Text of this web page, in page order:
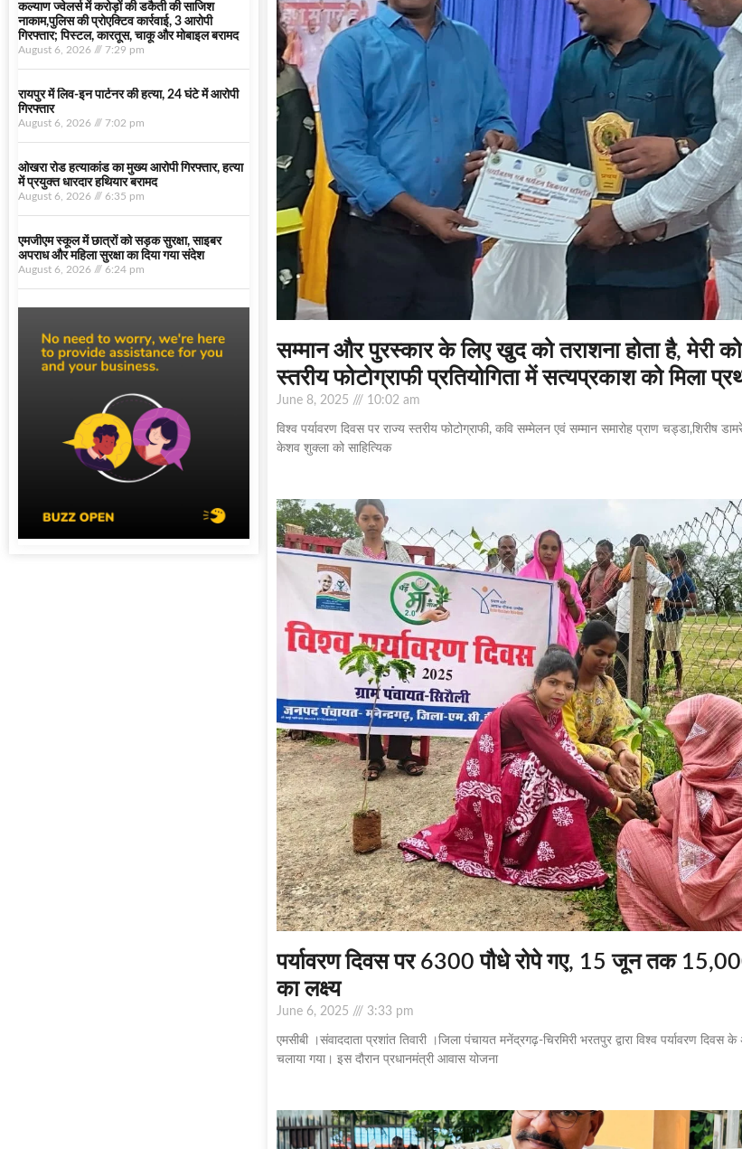
कल्याण ज्वेलर्स में करोड़ों की डकैती की साजिश
नाकाम,पुलिस की प्रोएक्टिव कार्रवाई, 3 आरोपी
गिरफ्तार; पिस्टल, कारतूस, चाकू और मोबाइल बरामद
August 6, 2026 7:29 pm
रायपुर में लिव-इन पार्टनर की हत्या, 24 घंटे में आरोपी
गिरफ्तार
August 6, 2026 7:02 pm
ओखरा रोड हत्याकांड का मुख्य आरोपी गिरफ्तार, हत्या
में प्रयुक्त धारदार हथियार बरामद
August 6, 2026 6:35 pm
एमजीएम स्कूल में छात्रों को सड़क सुरक्षा, साइबर
अपराध और महिला सुरक्षा का दिया गया संदेश
August 6, 2026 6:24 pm
सम्मान और पुरस्कार के लिए खुद को तराशना होता है, मेरी
स्तरीय फोटोग्राफी प्रतियोगिता में सत्यप्रकाश को मिला
June 8, 2025 10:02 am
विश्व पर्यावरण दिवस पर राज्य स्तरीय फोटोग्राफी, कवि सम्मेलन एवं सम्मान समारोह प्राण चड्डा,शिरीष
केशव शुक्ला को साहित्यिक
पर्यावरण दिवस पर 6300 पौधे रोपे गए, 15 जून तक
का लक्ष्य
June 6, 2025 3:33 pm
एमसीबी ।संवाददाता प्रशांत तिवारी ।जिला पंचायत मनेंद्रगढ़-चिरमिरी भरतपुर द्वारा विश्व पर्यावरण दिवस
चलाया गया। इस दौरान प्रधानमंत्री आवास योजना